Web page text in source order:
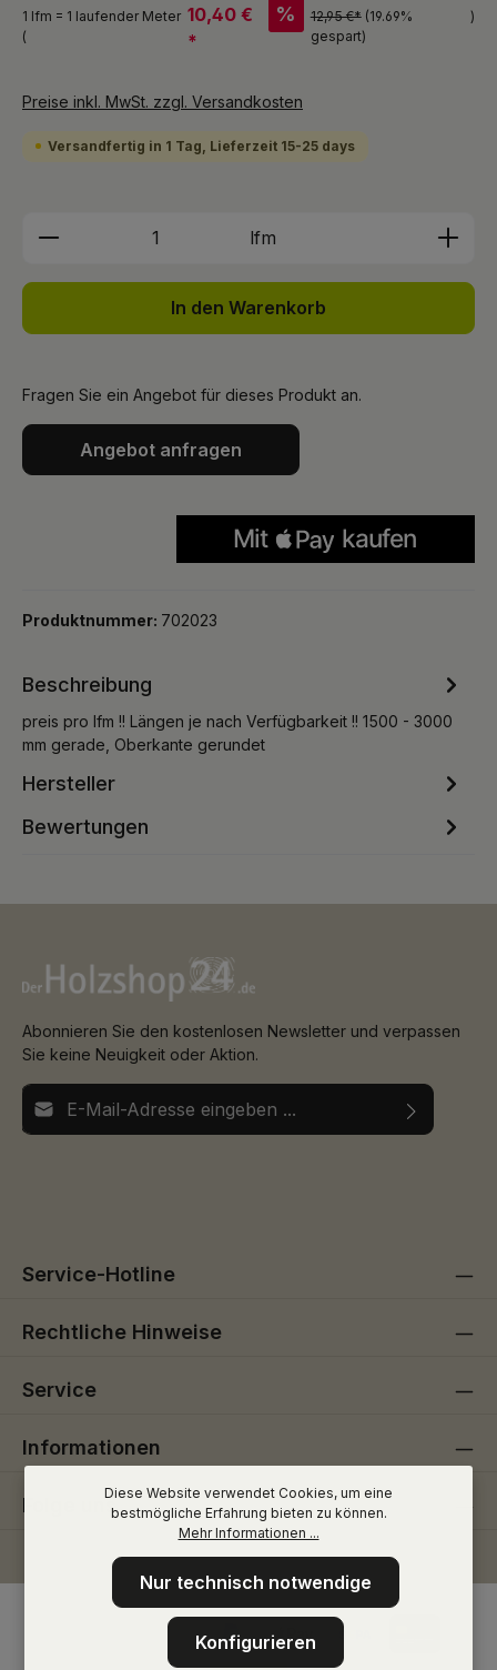
1 lfm = 1 laufender Meter
(
10,40 €
*
% 12,95 €* (19.69%
gespart)
)
Preise inkl. MwSt. zzgl. Versandkosten
Versandfertig in 1 Tag, Lieferzeit 15-25 days
Produkt Anzahl: Gib den
lfm
In den Warenkorb
Fragen Sie ein Angebot für dieses Produkt an.
Angebot anfragen
Produktnummer: 702023
Beschreibung
preis pro lfm !! Längen je nach Verfügbarkeit !! 1500 - 3000
mm gerade, Oberkante gerundet
Hersteller
Bewertungen
Abonnieren Sie den kostenlosen Newsletter und verpassen
Sie keine Neuigkeit oder Aktion.
E-Mail-Adresse*
Service-Hotline
Rechtliche Hinweise
Service
Informationen
Folge uns
Diese Website verwendet Cookies, um eine
bestmögliche Erfahrung bieten zu können.
Mehr Informationen ...
Nur technisch notwendige
Konfigurieren